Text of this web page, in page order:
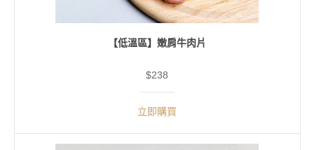
【低溫區】嫩肩牛肉片
$238
立即購買